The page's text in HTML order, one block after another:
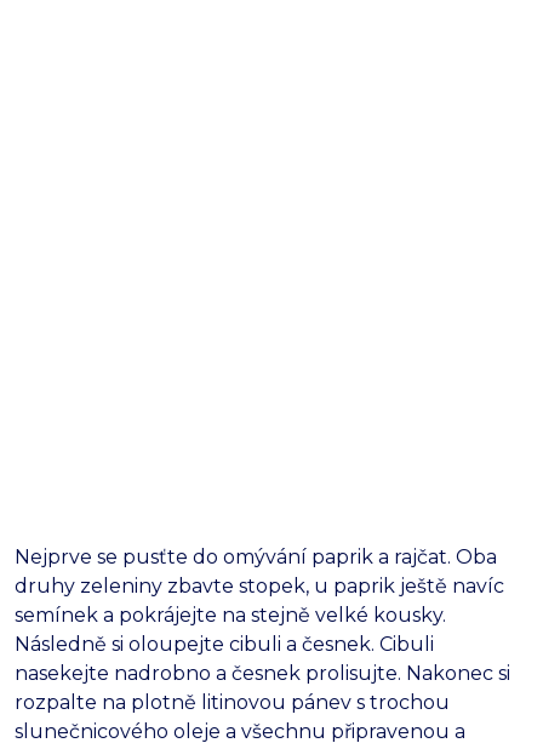
Nejprve se pusťte do omývání paprik a rajčat. Oba
druhy zeleniny zbavte stopek, u paprik ještě navíc
semínek a pokrájejte na stejně velké kousky.
Následně si oloupejte cibuli a česnek. Cibuli
nasekejte nadrobno a česnek prolisujte. Nakonec si
rozpalte na plotně litinovou pánev s trochou
slunečnicového oleje a všechnu připravenou a